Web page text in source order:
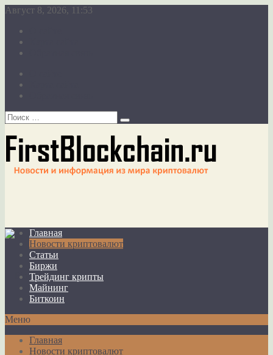
Август 8, 2026, 11:53
Главная
Новости криптовалют
Статьи
Биржи
Трейдинг крипты
Майнинг
Биткоин
Меню
Главная
Новости криптовалют